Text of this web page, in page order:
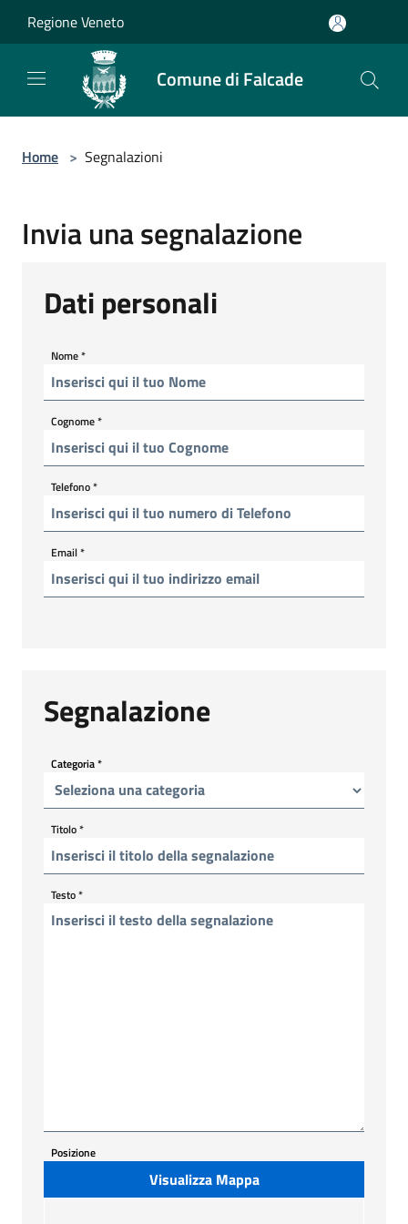
Regione Veneto
Comune di Falcade
Home > Segnalazioni
Invia una segnalazione
Dati personali
Nome*
Cognome*
Telefono*
Email*
Segnalazione
Categoria*
Titolo*
Testo*
Posizione
Visualizza Mappa